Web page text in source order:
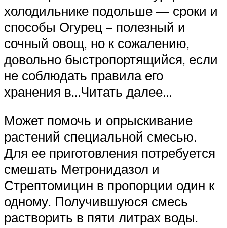
холодильнике подольше — сроки и
способы Огурец – полезный и
сочный овощ, но к сожалению,
довольно быстропортящийся, если
не соблюдать правила его
хранения в…Читать далее…
Может помочь и опрыскивание
растений специальной смесью.
Для ее приготовления потребуется
смешать Метронидазол и
Стрептомицин в пропорции один к
одному. Получившуюся смесь
растворить в пяти литрах воды.